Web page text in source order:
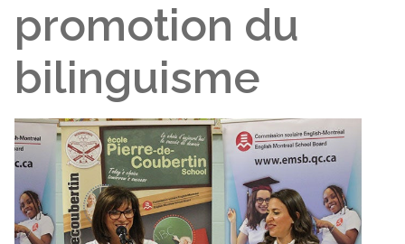
promotion du
bilinguisme